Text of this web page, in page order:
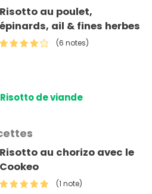
Risotto au poulet,
épinards, ail & fines herbes
(6 notes)
de viande
Risotto au chorizo avec le
Cookeo
(1 note)